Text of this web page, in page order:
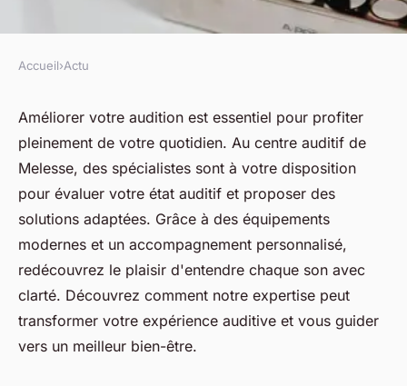
Améliorez votre audition au
centre auditif de melesse.
fabienne•8 avril 2025•7 min de lecture
Accueil›Actu
Améliorer votre audition est essentiel pour profiter
pleinement de votre quotidien. Au centre auditif de
Melesse, des spécialistes sont à votre disposition
pour évaluer votre état auditif et proposer des
solutions adaptées. Grâce à des équipements
modernes et un accompagnement personnalisé,
redécouvrez le plaisir d'entendre chaque son avec
clarté. Découvrez comment notre expertise peut
transformer votre expérience auditive et vous guider
vers un meilleur bien-être.